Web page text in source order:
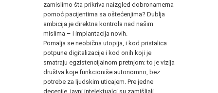
zamislimo šta prikriva naizgled dobronamerna
pomoć pacijentima sa oštećenjima? Dublja
ambicija je direktna kontrola nad našim
mislima – i implantacija novih.
Pomalja se neobična utopija, i kod pristalica
potpune digitalizacije i kod onih koji je
smatraju egzistencijalnom pretnjom: to je vizija
društva koje funkcioniše autonomno, bez
potrebe za ljudskim uticajem. Pre jedne
decenije, javni intelektualci su zamišljali